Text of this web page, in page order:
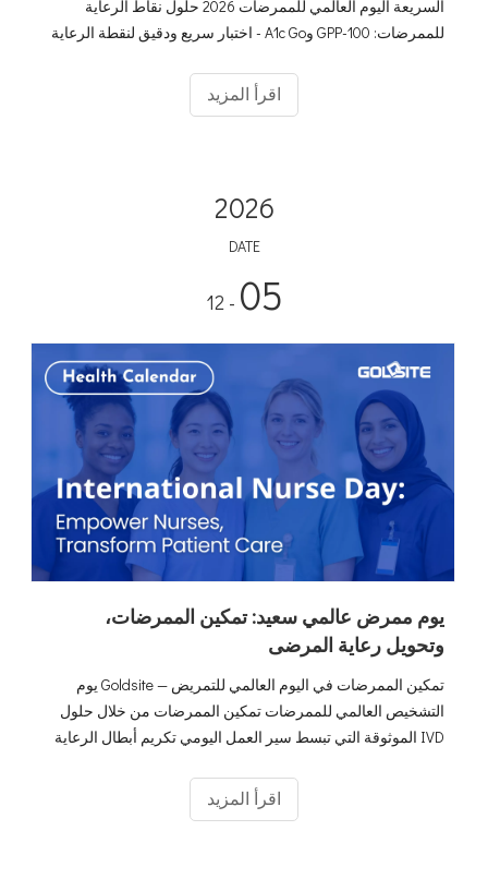
السريعة اليوم العالمي للممرضات 2026 حلول نقاط الرعاية
للممرضات: GPP-100 وA1c Go - اختبار سريع ودقيق لنقطة الرعاية
اقرأ المزيد
2026
DATE
05
- 12
يوم ممرض عالمي سعيد: تمكين الممرضات،
وتحويل رعاية المرضى
تمكين الممرضات في اليوم العالمي للتمريض — Goldsite يوم
التشخيص العالمي للممرضات تمكين الممرضات من خلال حلول
IVD الموثوقة التي تبسط سير العمل اليومي تكريم أبطال الرعاية
اقرأ المزيد